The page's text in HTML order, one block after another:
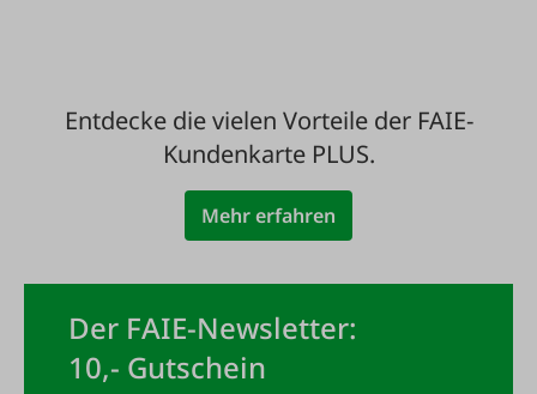
Entdecke die vielen Vorteile der FAIE-
Kundenkarte PLUS.
Mehr erfahren
Der FAIE-Newsletter:
10,- Gutschein